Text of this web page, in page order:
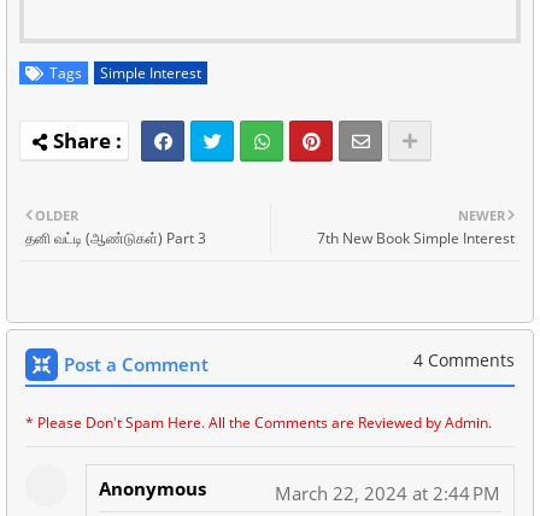
Tags Simple Interest
NEWER
7th New Book Simple Interest
OLDER
தனி வட்டி (ஆண்டுகள்) Part 3
Post a Comment 4 Comments
* Please Don't Spam Here. All the Comments are Reviewed by Admin.
Anonymous March 22, 2024 at 2:44 PM